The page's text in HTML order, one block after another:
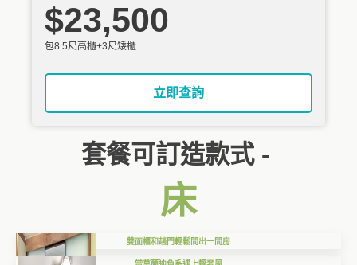
$23,500
包8.5尺高櫃+3尺矮櫃
立即查詢
套餐可訂造款式 -
床
雙面櫃和趟門輕鬆間出一間房